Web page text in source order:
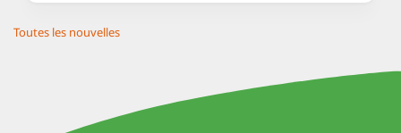
Toutes les nouvelles